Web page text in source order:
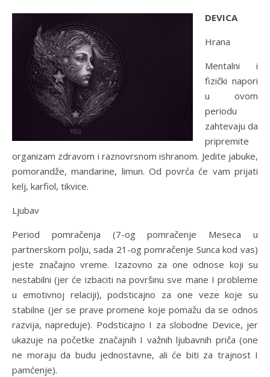
DEVICA
Hrana
Mentalni i
fizički napori
u ovom
periodu
zahtevaju da
pripremite
organizam zdravom i raznovrsnom ishranom. Jedite jabuke,
pomorandže, mandarine, limun. Od povrća će vam prijati
kelj, karfiol, tikvice.
Ljubav
Period pomračenja (7-og pomračenje Meseca u
partnerskom polju, sada 21-og pomračenje Sunca kod vas)
jeste značajno vreme. Izazovno za one odnose koji su
nestabilni (jer će izbaciti na površinu sve mane I probleme
u emotivnoj relaciji), podsticajno za one veze koje su
stabilne (jer se prave promene koje pomažu da se odnos
razvija, napreduje). Podsticajno I za slobodne Device, jer
ukazuje na početke značajnih I važnih ljubavnih priča (one
ne moraju da budu jednostavne, ali će biti za trajnost I
pamćenje).